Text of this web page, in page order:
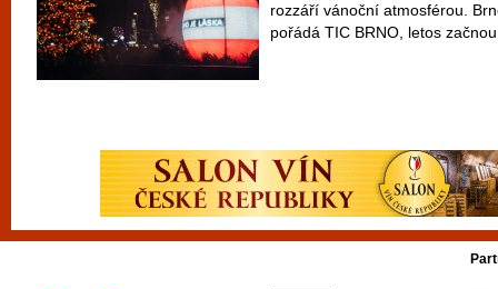
rozzáří vánoční atmosférou.
pořádá TIC BRNO, letos